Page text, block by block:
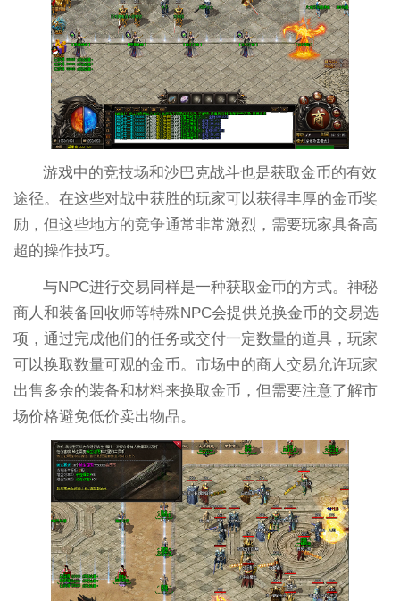
游戏中的竞技场和沙巴克战斗也是获取金币的有效
途径。在这些对战中获胜的玩家可以获得丰厚的金币奖
励，但这些地方的竞争通常非常激烈，需要玩家具备高
超的操作技巧。
与NPC进行交易同样是一种获取金币的方式。神秘
商人和装备回收师等特殊NPC会提供兑换金币的交易选
项，通过完成他们的任务或交付一定数量的道具，玩家
可以换取数量可观的金币。市场中的商人交易允许玩家
出售多余的装备和材料来换取金币，但需要注意了解市
场价格避免低价卖出物品。